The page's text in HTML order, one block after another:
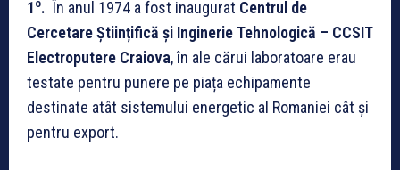
1o. În anul 1974 a fost inaugurat Centrul de
Cercetare Științifică și Inginerie Tehnologică – CCSIT
Electroputere Craiova, în ale cărui laboratoare erau
testate pentru punere pe piața echipamente
destinate atât sistemului energetic al Romaniei cât și
pentru export.